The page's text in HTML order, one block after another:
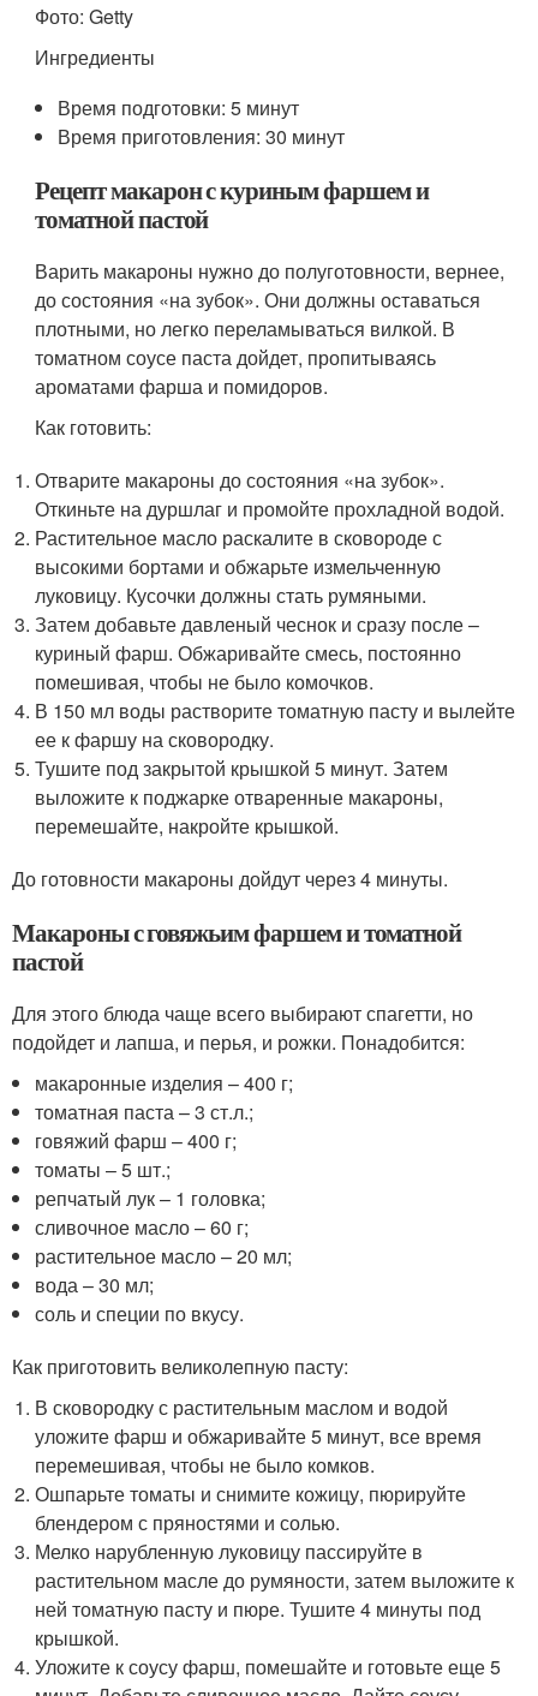
Фото: Getty
Ингредиенты
Время подготовки: 5 минут
Время приготовления: 30 минут
Рецепт макарон с куриным фаршем и
томатной пастой
Варить макароны нужно до полуготовности, вернее,
до состояния «на зубок». Они должны оставаться
плотными, но легко переламываться вилкой. В
томатном соусе паста дойдет, пропитываясь
ароматами фарша и помидоров.
Как готовить:
Отварите макароны до состояния «на зубок».
Откиньте на дуршлаг и промойте прохладной водой.
Растительное масло раскалите в сковороде с
высокими бортами и обжарьте измельченную
луковицу. Кусочки должны стать румяными.
Затем добавьте давленый чеснок и сразу после –
куриный фарш. Обжаривайте смесь, постоянно
помешивая, чтобы не было комочков.
В 150 мл воды растворите томатную пасту и вылейте
ее к фаршу на сковородку.
Тушите под закрытой крышкой 5 минут. Затем
выложите к поджарке отваренные макароны,
перемешайте, накройте крышкой.
До готовности макароны дойдут через 4 минуты.
Макароны с говяжьим фаршем и томатной
пастой
Для этого блюда чаще всего выбирают спагетти, но
подойдет и лапша, и перья, и рожки. Понадобится:
макаронные изделия – 400 г;
томатная паста – 3 ст.л.;
говяжий фарш – 400 г;
томаты – 5 шт.;
репчатый лук – 1 головка;
сливочное масло – 60 г;
растительное масло – 20 мл;
вода – 30 мл;
соль и специи по вкусу.
Как приготовить великолепную пасту:
В сковородку с растительным маслом и водой
уложите фарш и обжаривайте 5 минут, все время
перемешивая, чтобы не было комков.
Ошпарьте томаты и снимите кожицу, пюрируйте
блендером с пряностями и солью.
Мелко нарубленную луковицу пассируйте в
растительном масле до румяности, затем выложите к
ней томатную пасту и пюре. Тушите 4 минуты под
крышкой.
Уложите к соусу фарш, помешайте и готовьте еще 5